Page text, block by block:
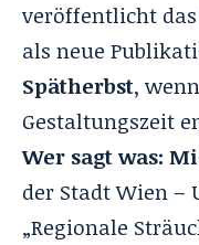
veröffentlicht das
als neue
Spätherbst,
Gestaltungszeit
Wer sagt was:
der Stadt Wien –
„Regionale